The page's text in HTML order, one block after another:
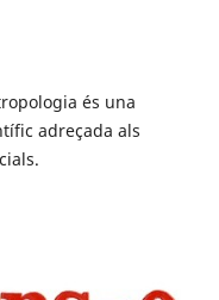
és una
adreçada als